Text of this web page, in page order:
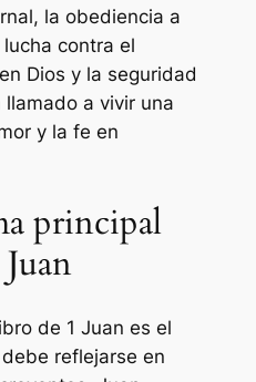
la obediencia a
contra el
Dios y la seguridad
a vivir una
y la fe en
principal
de 1 Juan es el
reflejarse en